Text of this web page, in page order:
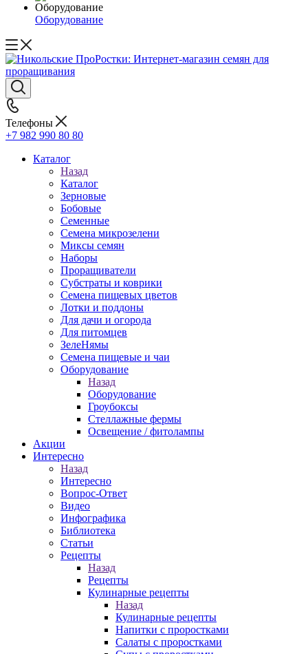
Оборудование
Телефоны
+7 982 990 80 80
Каталог
Назад
Каталог
Зерновые
Бобовые
Семенные
Семена микрозелени
Миксы семян
Наборы
Проращиватели
Субстраты и коврики
Семена пищевых цветов
Лотки и поддоны
Для дачи и огорода
Для питомцев
ЗелеНямы
Семена пищевые и чаи
Оборудование
Назад
Оборудование
Гроубоксы
Стеллажные фермы
Освещение / фитолампы
Акции
Интересно
Назад
Интересно
Вопрос-Ответ
Видео
Инфографика
Библиотека
Статьи
Рецепты
Назад
Рецепты
Кулинарные рецепты
Назад
Кулинарные рецепты
Напитки с проростками
Салаты с проростками